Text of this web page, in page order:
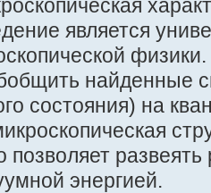
является
найденные
состояния) на
позволяет
энергией.